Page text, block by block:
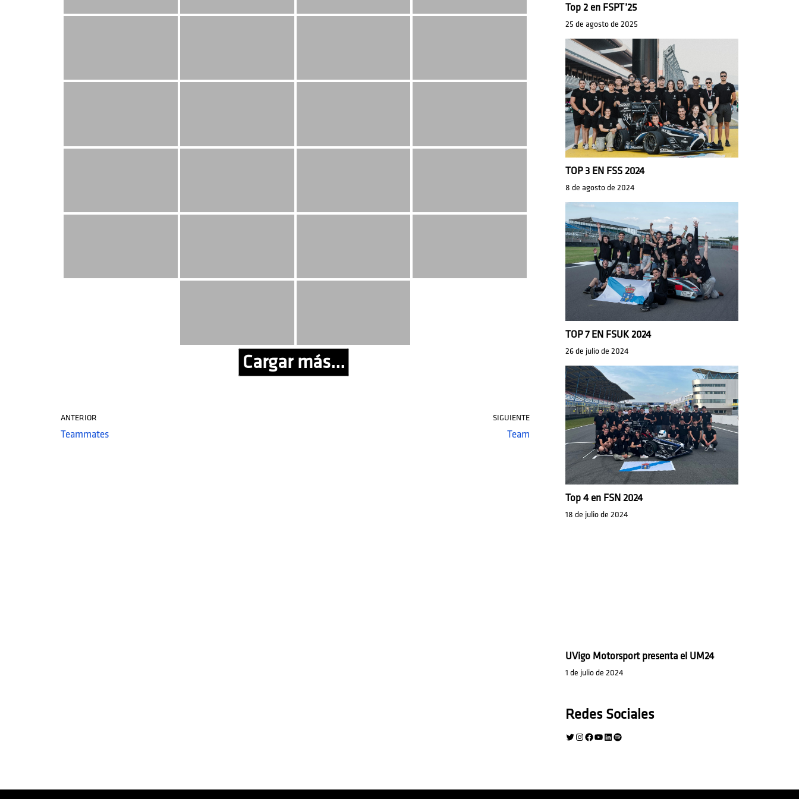
Cargar más...
ANTERIOR
Teammates
SIGUIENTE
Team
Top 2 en FSPT’25
25 de agosto de 2025
TOP 3 EN FSS 2024
8 de agosto de 2024
TOP 7 EN FSUK 2024
26 de julio de 2024
Top 4 en FSN 2024
18 de julio de 2024
UVigo Motorsport presenta el UM24
1 de julio de 2024
Redes Sociales